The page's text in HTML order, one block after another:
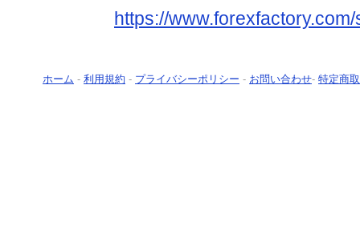
https://
ホーム - 利用規約 - プライバシーポリシー - お問い合わせ- 特定商